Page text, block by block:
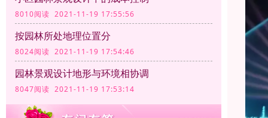
8010阅读 2021-11-19 17:55:56
按园林所处地理位置分
8024阅读 2021-11-19 17:54:46
园林景观设计地形与环境相协调
8047阅读 2021-11-19 17:53:14